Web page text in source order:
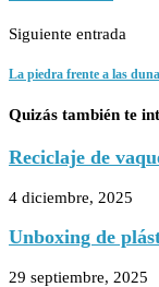
Siguiente entrada
La piedra frente a las
Quizás también te
Reciclaje de
4 diciembre, 2025
Unboxing de
29 septiembre, 2025